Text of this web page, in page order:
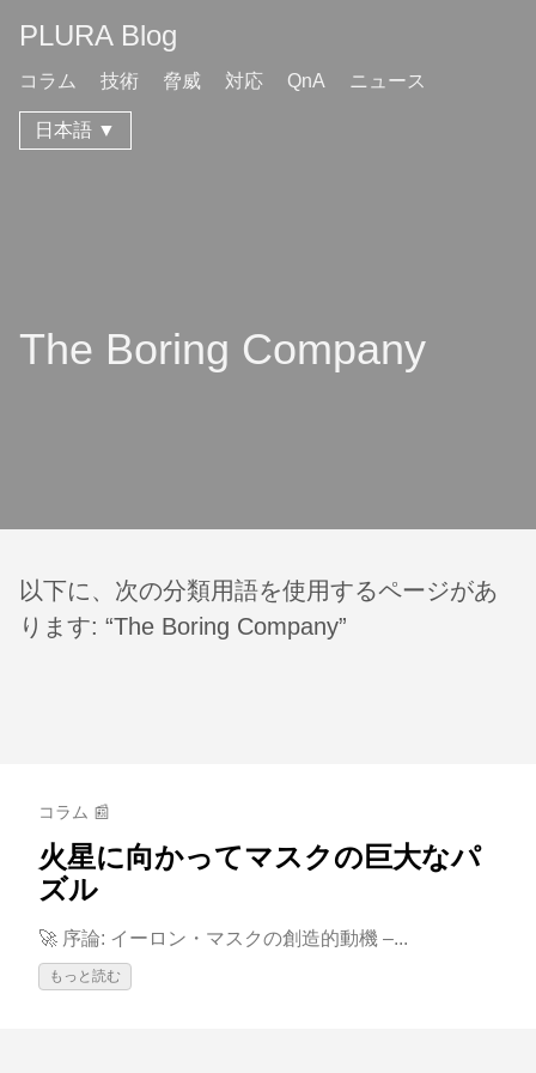
PLURA Blog
コラム 技術 脅威 対応 QnA ニュース
日本語 ▼
The Boring Company
以下に、次の分類用語を使用するページがあ
ります: “The Boring Company”
コラム 📰
火星に向かってマスクの巨大なパ
ズル
🚀 序論: イーロン・マスクの創造的動機 –...
もっと読む